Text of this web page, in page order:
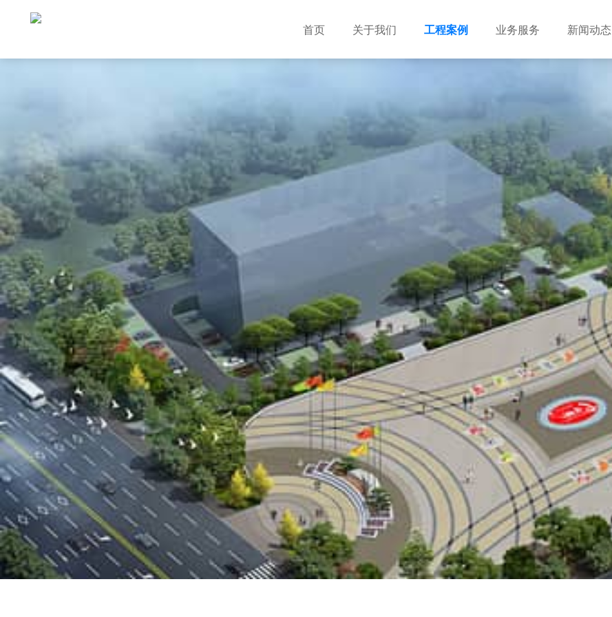
首页 关于我们 工程案例 业务服务 新闻动态